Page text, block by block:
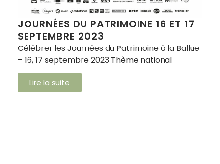
JOURNÉES DU PATRIMOINE 16 ET 17
SEPTEMBRE 2023
Célébrer les Journées du Patrimoine à la Ballue
– 16, 17 septembre 2023 Thème national
Lire la suite